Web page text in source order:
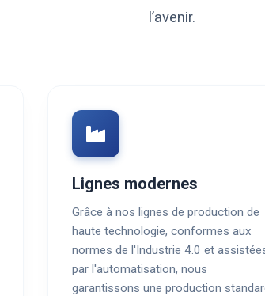
l’avenir.
Lignes modernes
Grâce à nos lignes de production de
haute technologie, conformes aux
normes de l'Industrie 4.0 et
par l'automatisation, nous
garantissons une production